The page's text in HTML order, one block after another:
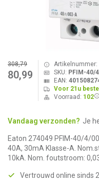
308,79
80,99
Artikelnummer:
SKU: PFIM-40/
EAN:
Voor 21u
Voorraad: 102
Vandaag verzonden? Je
Eaton 274049 PFIM-40/4/
40A, 30mA Klasse-A.
10kA. Nom. foutstroom:
Vertrouwd online sinds